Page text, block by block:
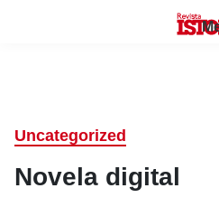
Uncategorized
Novela digital